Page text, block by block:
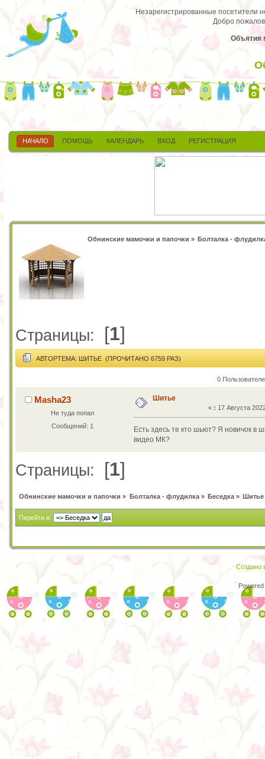
Незарегистрированные посетители
Добро
Объятия
НАЧАЛО ПОМОЩЬ КАЛЕНДАРЬ ВХОД РЕГИСТРАЦИЯ
Обнинские мамочки и папочки » Болталка -
Страницы: [1]
АВТОРТЕМА: ШИТЬЕ (ПРОЧИТАНО 6759 РАЗ)
0
Masha23
Не туда попал
Сообщений: 1
Шитье
« : 17 Августа
Есть здесь те кто шьют? Я новичок в
видео МК?
Страницы: [1]
Обнинские мамочки и папочки » Болталка - флудилка» Беседка» Шитье
Перейти в:
Создано